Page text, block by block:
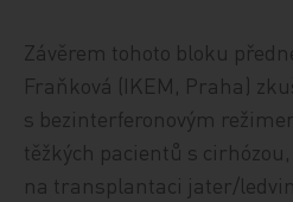
Závěrem tohoto bloku
Fraňková (IKEM, Praha)
s bezinterferonovým
těžkých pacientů s
na transplantaci jater/